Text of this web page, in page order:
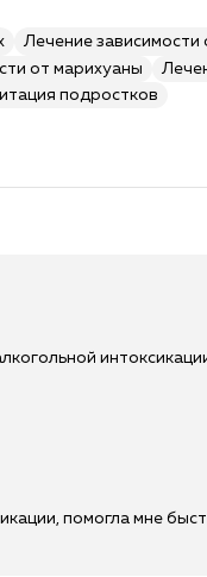
Лечение зависимости
от марихуаны
подростков
помогла мне